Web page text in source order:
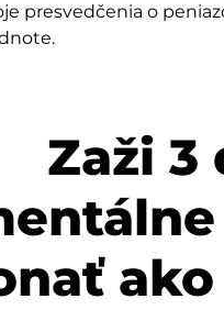
presvedčenia o
Zaži